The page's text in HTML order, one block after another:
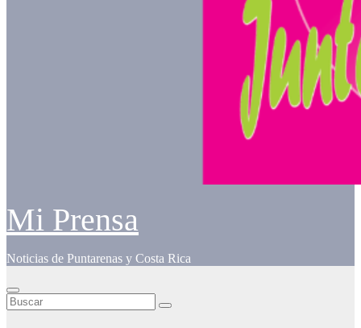
Mi Prensa
Noticias de Puntarenas y Costa Rica